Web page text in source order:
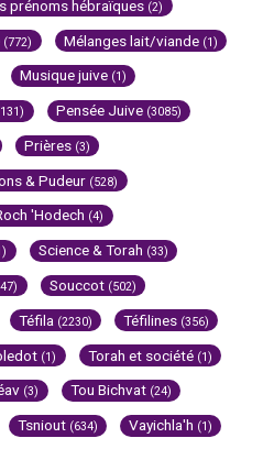
prénoms hébraïques (2)
(772) Mélanges lait/viande (1)
Musique juive (1)
Pensée Juive (3085)
Prières (3)
& Pudeur (528)
'Hodech (4)
Science & Torah (33)
Souccot (502)
Téfila (2230) Téfilines (356)
(1) Torah et société (1)
(3) Tou Bichvat (24)
Tsniout (634) Vayichla'h (1)